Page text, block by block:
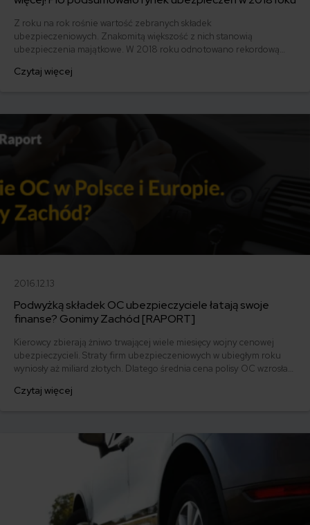
Z roku na rok rośnie wartość zebranych składek
ubezpieczeniowych. Znakomitą większość z nich stanowią
ubezpieczenia majątkowe. W 2018 roku odnotowano rekordową
każdego roku ubezpieczyciele wypłacają coraz więcej odszkodowań i
Czytaj więcej
2016.12.13
Podwyżką składek OC ubezpieczyciele łatają swoje
finanse? Gonimy Zachód [RAPORT]
Kierowcy zbierają żniwo trwającej wiele miesięcy wojny cenowej
ubezpieczycieli. Straty firm ubezpieczeniowych w ubiegłym roku
wyniosły aż miliard złotych. Dlatego średnia cena polisy OC wzrosła
polis gonimy Zachód.
Czytaj więcej